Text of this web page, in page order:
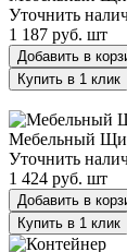
Уточнить
1 187 руб. шт
Добавить в
Купить в 1 клик
Мебельный
Уточнить
1 424 руб. шт
Добавить в
Купить в 1 клик